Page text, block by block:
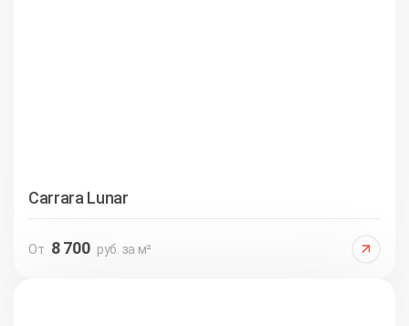
Carrara Lunar
От 8 700 руб. за м²